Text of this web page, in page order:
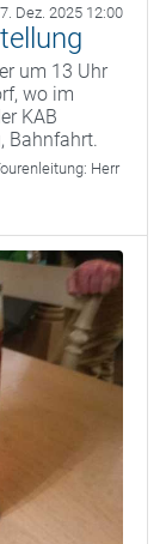
Dez. 2025 12:00
um 13 Uhr
wo im
KAB
Bahnfahrt.
Herr